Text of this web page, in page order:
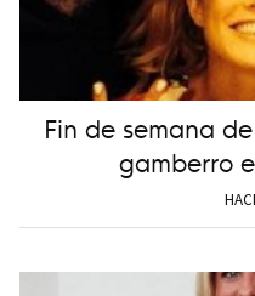
Fin de semana
gamberro